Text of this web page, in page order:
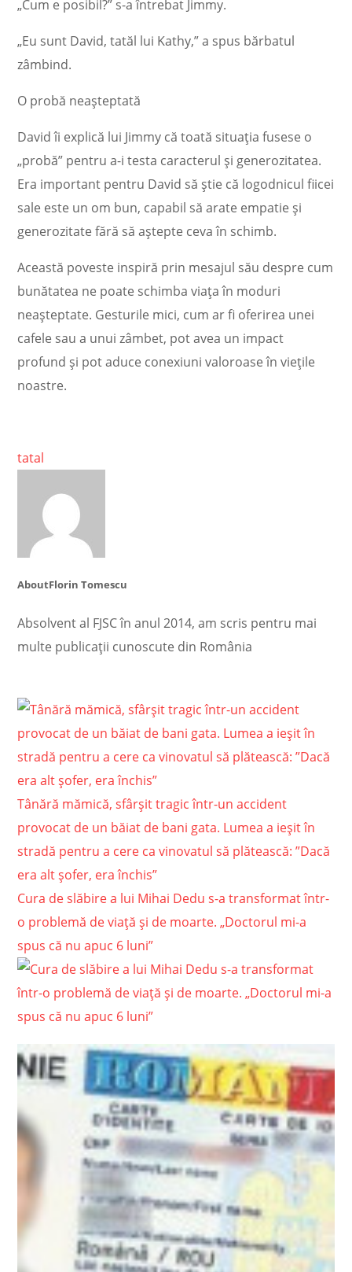
„Cum e posibil?” s-a întrebat Jimmy.
„Eu sunt David, tatăl lui Kathy,” a spus bărbatul
zâmbind.
O probă neașteptată
David îi explică lui Jimmy că toată situația fusese o
„probă” pentru a-i testa caracterul și generozitatea.
Era important pentru David să știe că logodnicul fiicei
sale este un om bun, capabil să arate empatie și
generozitate fără să aștepte ceva în schimb.
Această poveste inspiră prin mesajul său despre cum
bunătatea ne poate schimba viața în moduri
neașteptate. Gesturile mici, cum ar fi oferirea unei
cafele sau a unui zâmbet, pot avea un impact
profund și pot aduce conexiuni valoroase în viețile
noastre.
tatal
AboutFlorin Tomescu
Absolvent al FJSC în anul 2014, am scris pentru mai
multe publicații cunoscute din România
Tânără mămică, sfârșit tragic într-un accident
provocat de un băiat de bani gata. Lumea a ieșit în
stradă pentru a cere ca vinovatul să plătească: ”Dacă
era alt șofer, era închis”
Cura de slăbire a lui Mihai Dedu s-a transformat într-
o problemă de viață și de moarte. „Doctorul mi-a
spus că nu apuc 6 luni”